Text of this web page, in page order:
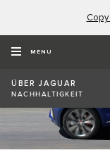
MENU
ÜBER JAGUAR
NACHHALTIGKEIT